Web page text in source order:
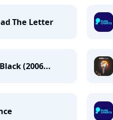
The Letter
(2006...